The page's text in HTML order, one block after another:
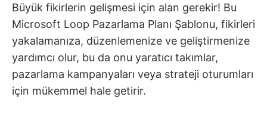
Büyük fikirlerin gelişmesi için alan gerekir! Bu
Microsoft Loop Pazarlama Planı Şablonu, fikirleri
yakalamanıza, düzenlemenize ve geliştirmenize
yardımcı olur, bu da onu yaratıcı takımlar,
pazarlama kampanyaları veya strateji oturumları
için mükemmel hale getirir.